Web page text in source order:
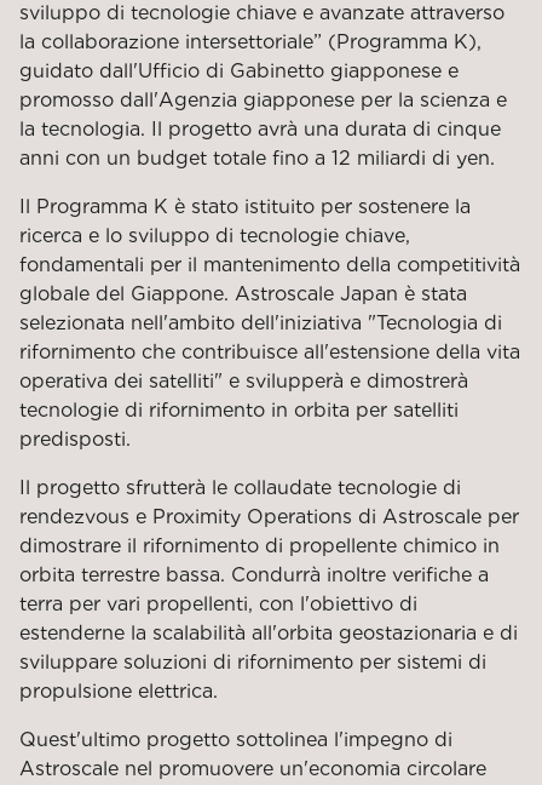
sviluppo di tecnologie chiave e avanzate attraverso
la collaborazione intersettoriale” (Programma K),
guidato dall'Ufficio di Gabinetto giapponese e
promosso dall'Agenzia giapponese per la scienza e
la tecnologia. Il progetto avrà una durata di cinque
anni con un budget totale fino a 12 miliardi di yen.
Il Programma K è stato istituito per sostenere la
ricerca e lo sviluppo di tecnologie chiave,
fondamentali per il mantenimento della competitività
globale del Giappone. Astroscale Japan è stata
selezionata nell'ambito dell'iniziativa "Tecnologia di
rifornimento che contribuisce all'estensione della vita
operativa dei satelliti" e svilupperà e dimostrerà
tecnologie di rifornimento in orbita per satelliti
predisposti.
Il progetto sfrutterà le collaudate tecnologie di
rendezvous e Proximity Operations di Astroscale per
dimostrare il rifornimento di propellente chimico in
orbita terrestre bassa. Condurrà inoltre verifiche a
terra per vari propellenti, con l'obiettivo di
estenderne la scalabilità all'orbita geostazionaria e di
sviluppare soluzioni di rifornimento per sistemi di
propulsione elettrica.
Quest'ultimo progetto sottolinea l'impegno di
Astroscale nel promuovere un'economia circolare